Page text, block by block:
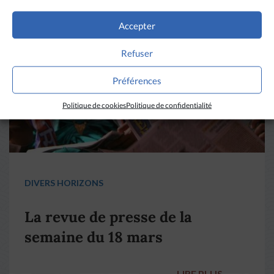
Accepter
Refuser
Préférences
Politique de cookiesPolitique de confidentialité
DIVERS HORIZONS
La revue de presse de la
semaine du 18 mars